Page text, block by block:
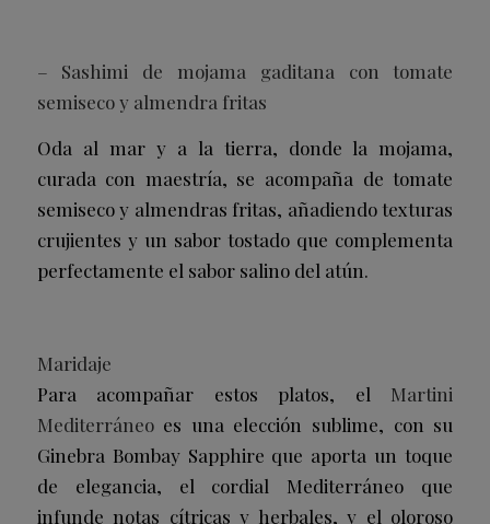
– Sashimi de mojama gaditana con tomate
semiseco y almendra fritas
Oda al mar y a la tierra, donde la mojama,
curada con maestría, se acompaña de tomate
semiseco y almendras fritas, añadiendo texturas
crujientes y un sabor tostado que complementa
perfectamente el sabor salino del atún.
Maridaje
Para acompañar estos platos, el Martini
Mediterráneoes una elección sublime, con su
Ginebra Bombay Sapphire que aporta un toque
de elegancia, el cordial Mediterráneo que
infunde notas cítricas y herbales, y el oloroso